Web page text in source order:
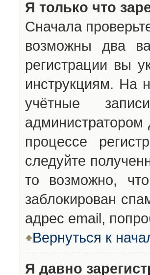
Я только что
Сначала
возможны два
регистрации вы
инструкциям. На
учётные
процессе
следуйте
то возможно,
заблокирован
адрес email,
Вернуться к
Я давно